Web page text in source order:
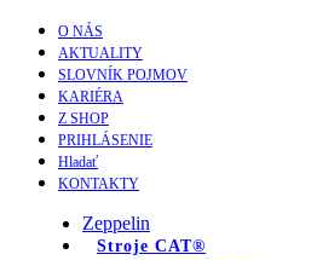
O NÁS
AKTUALITY
SLOVNÍK POJMOV
KARIÉRA
Z SHOP
PRIHLÁSENIE
Hladať
KONTAKTY
Zeppelin
Stroje CAT®